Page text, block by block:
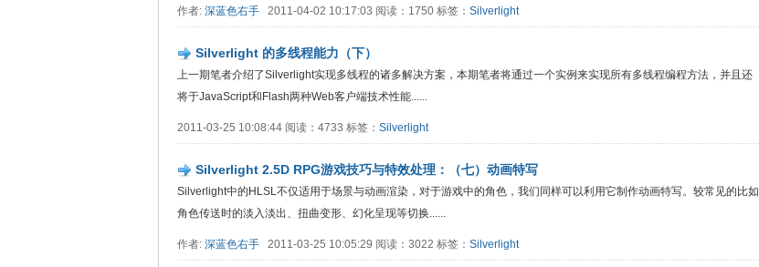
作者: 深蓝色右手 2011-04-02 10:17:03 阅读：1750 标签： Silverlight
Silverlight 的多线程能力（下）
上一期笔者介绍了Silverlight实现多线程的诸多解决方案，本期笔者将通过一个实例来实现所有多线程编程方法，并且还
将于JavaScript和Flash两种Web客户端技术性能......
2011-03-25 10:08:44 阅读：4733 标签： Silverlight
Silverlight 2.5D RPG游戏技巧与特效处理：（七）动画特写
Silverlight中的HLSL不仅适用于场景与动画渲染，对于游戏中的角色，我们同样可以利用它制作动画特写。较常见的比如
角色传送时的淡入淡出、扭曲变形、幻化呈现等切换......
作者: 深蓝色右手 2011-03-25 10:05:29 阅读：3022 标签： Silverlight